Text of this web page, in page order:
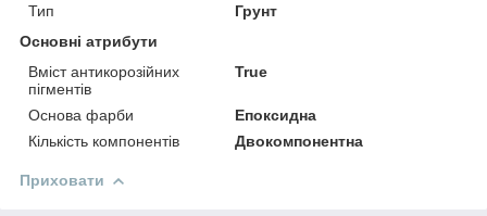
Тип
Грунт
Основні атрибути
Вміст антикорозійних
пігментів
True
Основа фарби
Епоксидна
Кількість компонентів
Двокомпонентна
Приховати